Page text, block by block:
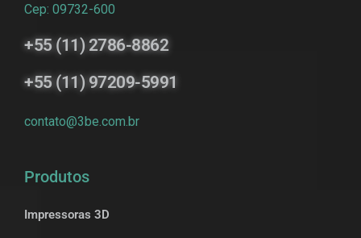
Cep: 09732-600
+55 (11) 2786-8862
+55 (11) 97209-5991
contato@3be.com.br
Produtos
Impressoras 3D